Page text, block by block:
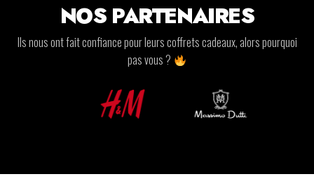
NOS PARTENAIRES
Ils nous ont fait confiance pour leurs coffrets cadeaux, alors pourquoi
pas vous ?